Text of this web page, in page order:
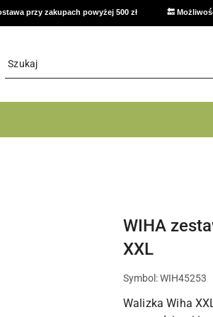
przy zakupach powyżej 500 zł 🔙
WIHA
XXL
Symbol:WIH45253
Walizka Wiha